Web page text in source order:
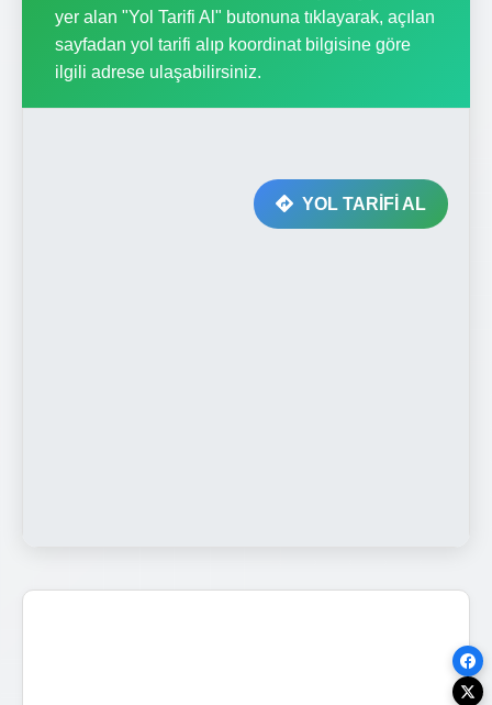
yer alan "Yol Tarifi Al" butonuna tıklayarak, açılan
sayfadan yol tarifi alıp koordinat bilgisine göre
ilgili adrese ulaşabilirsiniz.
YOL TARİFİ AL